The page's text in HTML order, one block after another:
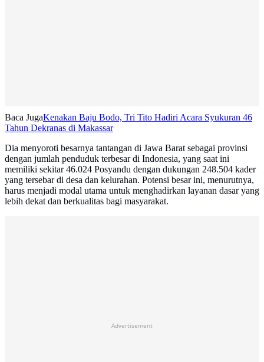
Baca JugaKenakan Baju Bodo, Tri Tito Hadiri Acara Syukuran 46
Tahun Dekranas di Makassar
Dia menyoroti besarnya tantangan di Jawa Barat sebagai provinsi
dengan jumlah penduduk terbesar di Indonesia, yang saat ini
memiliki sekitar 46.024 Posyandu dengan dukungan 248.504 kader
yang tersebar di desa dan kelurahan. Potensi besar ini, menurutnya,
harus menjadi modal utama untuk menghadirkan layanan dasar yang
lebih dekat dan berkualitas bagi masyarakat.
Advertisement